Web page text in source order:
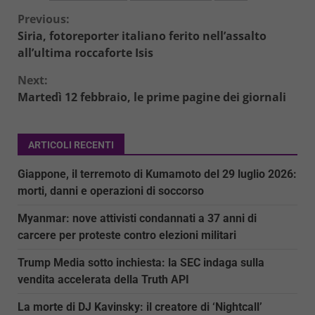
Continue
Reading
Previous:
Siria, fotoreporter italiano ferito nell’assalto
all’ultima roccaforte Isis
Next:
Martedì 12 febbraio, le prime pagine dei giornali
ARTICOLI RECENTI
Giappone, il terremoto di Kumamoto del 29 luglio 2026:
morti, danni e operazioni di soccorso
Myanmar: nove attivisti condannati a 37 anni di
carcere per proteste contro elezioni militari
Trump Media sotto inchiesta: la SEC indaga sulla
vendita accelerata della Truth API
La morte di DJ Kavinsky: il creatore di ‘Nightcall’